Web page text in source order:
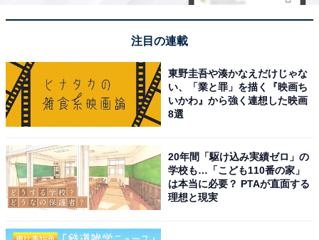
注目の連載
東野圭吾や湊かなえだけじゃな
い、「業と罪」を描く『映画ち
いかわ』から強く連想した映画
8選
20年間「駆け込み実績ゼロ」の
学校も…「こども110番の家」
は本当に必要？ PTAが直面する
理想と現実